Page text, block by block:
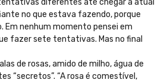
diferentes até chegar a atual
no que estava fazendo, porque
Em nenhum momento pensei em
fazer sete tentativas. Mas no final
de rosas, amido de milho, água de
“secretos”. “A rosa é comestível,